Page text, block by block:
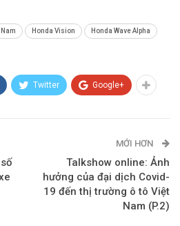
Honda Vision Honda Wave Alpha
Twitter Google+
MỚI HƠN
Talkshow online: Ảnh
hưởng của đại dịch Covid-
19 đến thị trường ô tô Việt
Nam (P.2)